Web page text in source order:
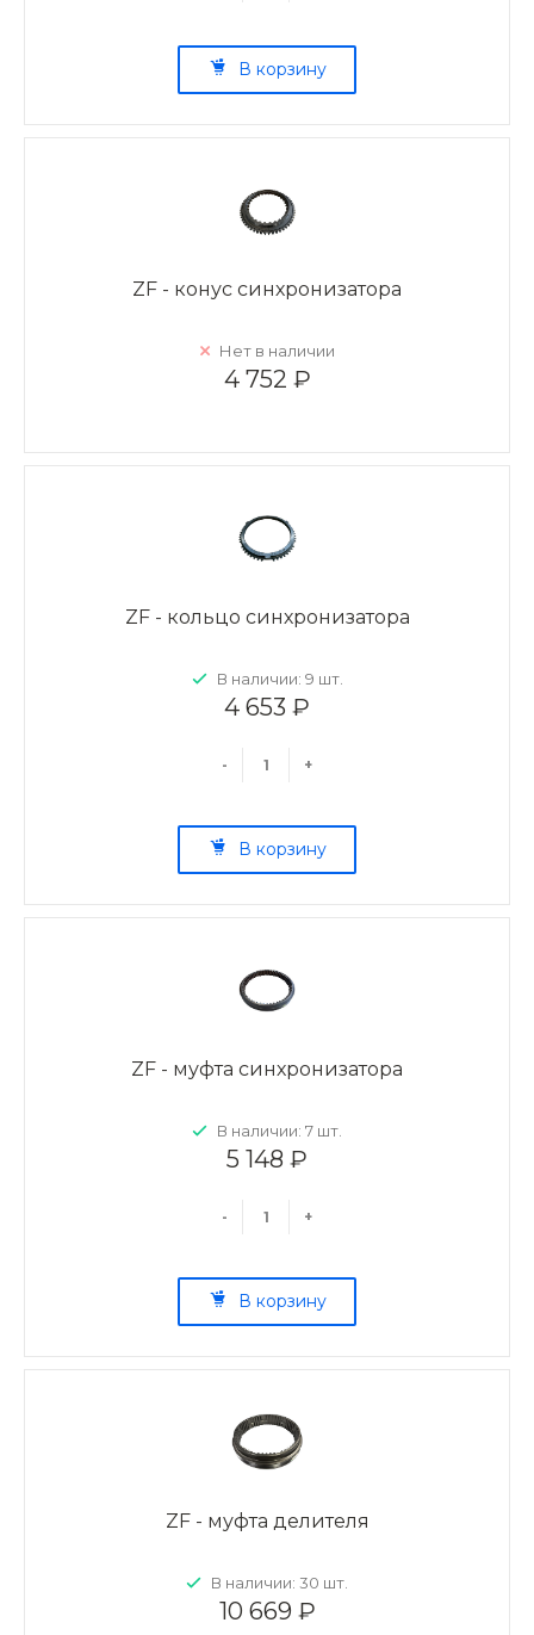
В корзину
ZF - конус синхронизатора
Нет в наличии
4 752 ₽
ZF - кольцо синхронизатора
В наличии: 9 шт.
4 653 ₽
- +
В корзину
ZF - муфта синхронизатора
В наличии: 7 шт.
5 148 ₽
- +
В корзину
ZF - муфта делителя
В наличии: 30 шт.
10 669 ₽